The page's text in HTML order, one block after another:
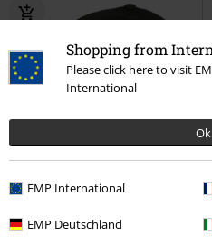
Shopping from
Please click here to visit
International
Ok
EMP International
EMP Deutschland
LosT